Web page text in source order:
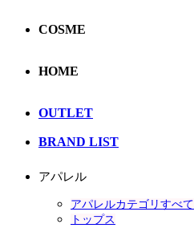
COSME
HOME
OUTLET
BRAND LIST
アパレル
アパレルカテゴリすべて
トップス